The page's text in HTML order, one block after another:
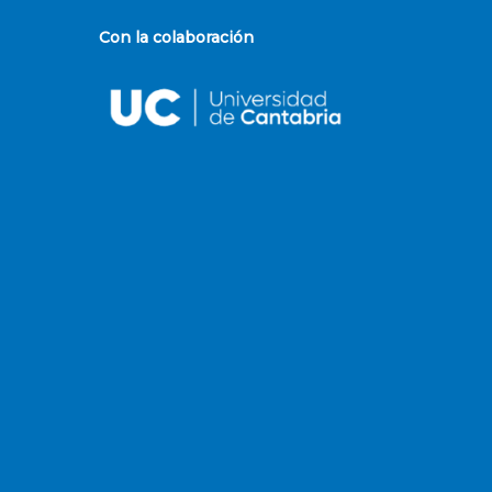
Con la colaboración